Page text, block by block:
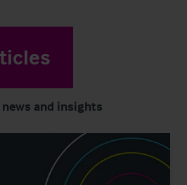
and insights